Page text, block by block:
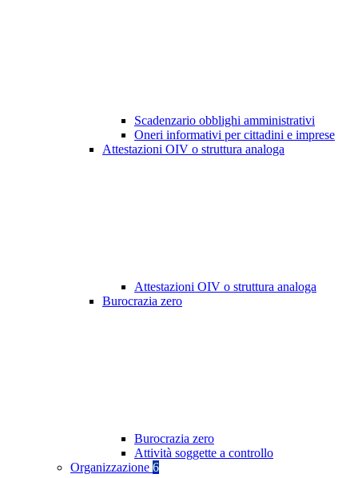
Scadenzario obblighi amministrativi
Oneri informativi per cittadini e imprese
Attestazioni OIV o struttura analoga
Attestazioni OIV o struttura analoga
Burocrazia zero
Burocrazia zero
Attività soggette a controllo
Organizzazione 6